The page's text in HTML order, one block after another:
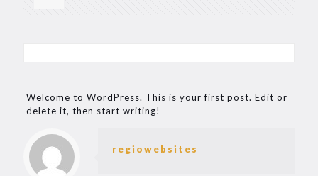
Welcome to WordPress. This is your first post. Edit or
delete it, then start writing!
regiowebsites